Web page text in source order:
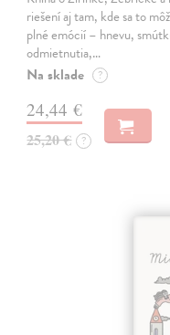
riešení aj tam, kde sa to
plné emócií – hnevu,
odmietnutia,…
Na sklade ?
24,44 €
25,20 € ?